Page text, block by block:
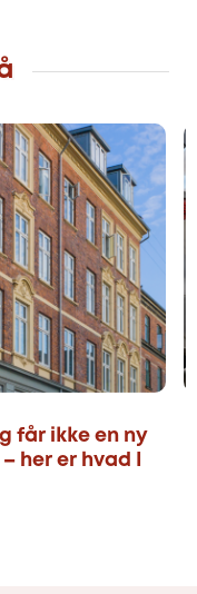
får ikke en ny
her er hvad I